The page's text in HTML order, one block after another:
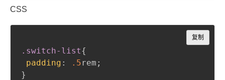
CSS
.switch-list{
padding : .5rem ;
}
复制
Copy